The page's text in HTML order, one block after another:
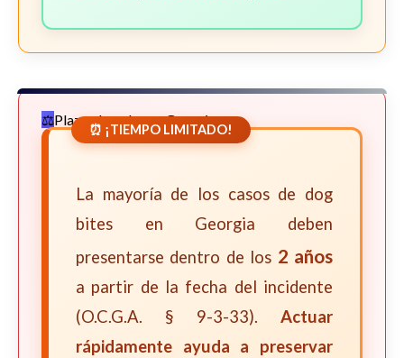
Plazos Legales en Georgia
⏰ ¡TIEMPO LIMITADO!
La mayoría de los casos de dog
bites en Georgia deben
presentarse dentro de los 2 años
a partir de la fecha del incidente
(O.C.G.A. § 9-3-33). Actuar
rápidamente ayuda a preservar